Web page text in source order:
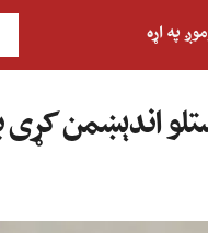
په اړه